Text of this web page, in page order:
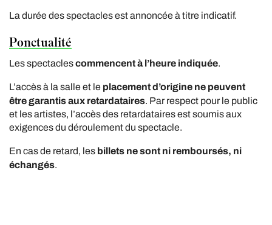
La durée des spectacles est annoncée à titre indicatif.
Ponctualité
Les spectaclescommencent à l’heure indiquée.
L’accès à la salle et leplacement d’origine ne peuvent
être garantis aux retardataires. Par respect pour le public
et les artistes, l’accès des retardataires est soumis aux
exigences du déroulement du spectacle.
En cas de retard, lesbillets ne sont ni remboursés, ni
échangés.